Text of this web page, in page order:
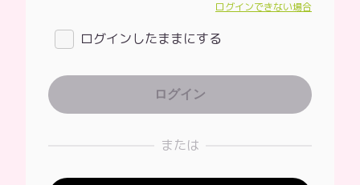
ログインできない場合
ログインしたままにする
または